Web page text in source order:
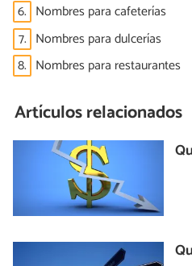
6. Nombres para cafeterías
7. Nombres para dulcerías
8. Nombres para restaurantes
Artículos relacionados